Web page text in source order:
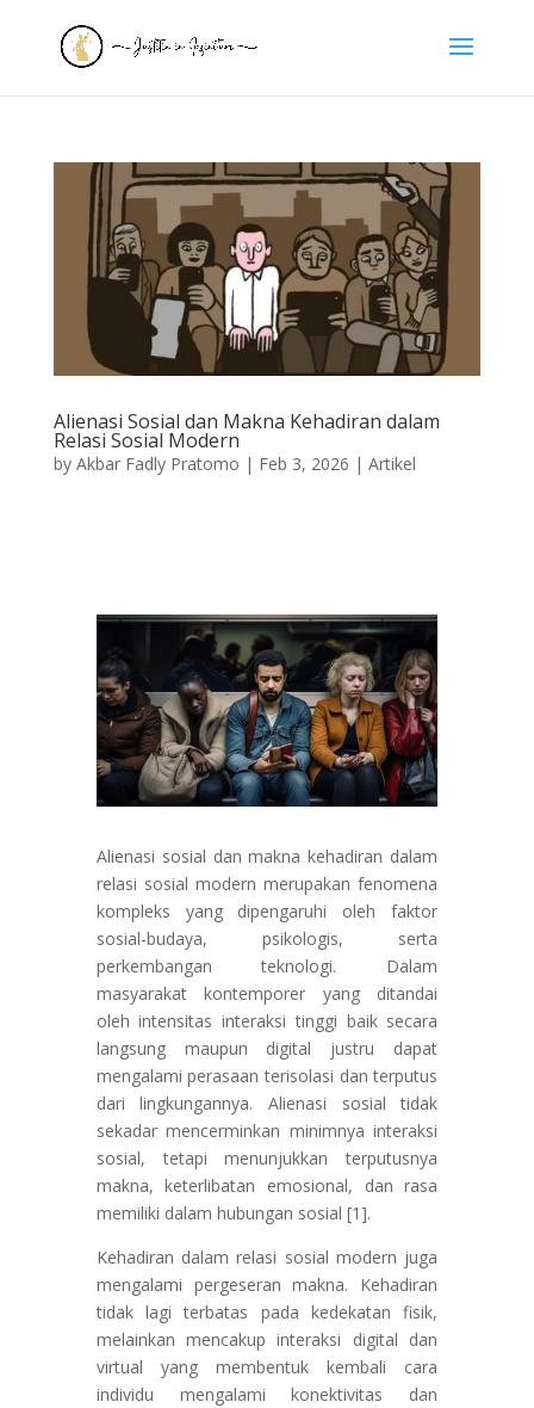
Alienasi Sosial dan Makna Kehadiran dalam
Relasi Sosial Modern
by Akbar Fadly Pratomo | Feb 3, 2026 | Artikel
Alienasi sosial dan makna kehadiran dalam
relasi sosial modern merupakan fenomena
kompleks yang dipengaruhi oleh faktor
sosial-budaya, psikologis, serta
perkembangan teknologi. Dalam
masyarakat kontemporer yang ditandai
oleh intensitas interaksi tinggi baik secara
langsung maupun digital justru dapat
mengalami perasaan terisolasi dan terputus
dari lingkungannya. Alienasi sosial tidak
sekadar mencerminkan minimnya interaksi
sosial, tetapi menunjukkan terputusnya
makna, keterlibatan emosional, dan rasa
memiliki dalam hubungan sosial [1].
Kehadiran dalam relasi sosial modern juga
mengalami pergeseran makna. Kehadiran
tidak lagi terbatas pada kedekatan fisik,
melainkan mencakup interaksi digital dan
virtual yang membentuk kembali cara
individu mengalami konektivitas dan